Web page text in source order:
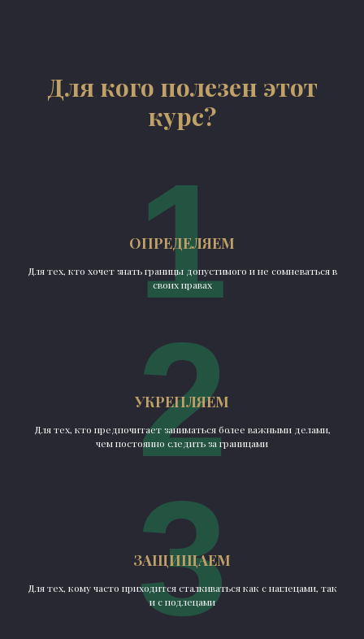
Для кого полезен этот
курс?
ОПРЕДЕЛЯЕМ
Для тех, кто хочет знать границы допустимого и не сомневаться в
своих правах
1
УКРЕПЛЯЕМ
Для тех, кто предпочитает заниматься более важными делами,
чем постоянно следить за границами
2
ЗАЩИЩАЕМ
Для тех, кому часто приходится сталкиваться как с наглецами, так
и с подлецами
3